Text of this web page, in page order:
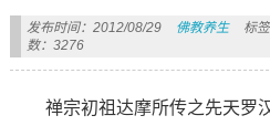
发布时间：2012/08/29 佛教养生 标签
数：3276
禅宗初祖达摩所传之先天罗